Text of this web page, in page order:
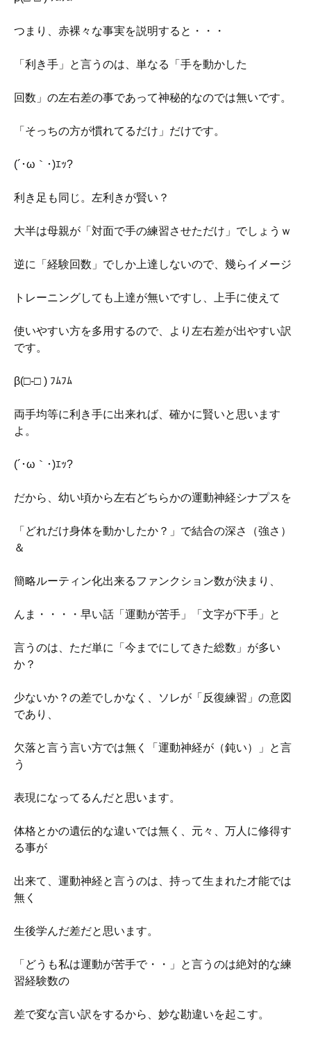
つまり、赤裸々な事実を説明すると・・・
「利き手」と言うのは、単なる「手を動かした
回数」の左右差の事であって神秘的なのでは無いです。
「そっちの方が慣れてるだけ」だけです。
(´･ω｀･)ｴｯ?
利き足も同じ。左利きが賢い？
大半は母親が「対面で手の練習させただけ」でしょうｗ
逆に「経験回数」でしか上達しないので、幾らイメージ
トレーニングしても上達が無いですし、上手に使えて
使いやすい方を多用するので、より左右差が出やすい訳
です。
β(□-□ ) ﾌﾑﾌﾑ
両手均等に利き手に出来れば、確かに賢いと思います
よ。
(´･ω｀･)ｴｯ?
だから、幼い頃から左右どちらかの運動神経シナプスを
「どれだけ身体を動かしたか？」で結合の深さ（強さ）
＆
簡略ルーティン化出来るファンクション数が決まり、
んま・・・・早い話「運動が苦手」「文字が下手」と
言うのは、ただ単に「今までにしてきた総数」が多い
か？
少ないか？の差でしかなく、ソレが「反復練習」の意図
であり、
欠落と言う言い方では無く「運動神経が（鈍い）」と言
う
表現になってるんだと思います。
体格とかの遺伝的な違いでは無く、元々、万人に修得す
る事が
出来て、運動神経と言うのは、持って生まれた才能では
無く
生後学んだ差だと思います。
「どうも私は運動が苦手で・・」と言うのは絶対的な練
習経験数の
差で変な言い訳をするから、妙な勘違いを起こす。